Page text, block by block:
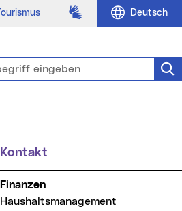
Tourismus Gebärdensprache
Deutsch
eingeben
Kontakt
Finanzen
Haushaltsmanagement